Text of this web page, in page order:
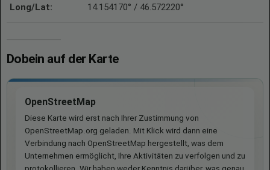
Long/Lat: 14.154170° / 46.572220°
Dobein auf der Karte
OpenStreetMap
Diese Karte wird erst nach Ihrer Zustimmung von
OpenStreetMap.org geladen. Mit Klick wird dann eine
Verbindung nach OpenStreetMap hergestellt, was dem
Unternehmen ermöglicht, Ihre Aktivitäten zu verfolgen und zu